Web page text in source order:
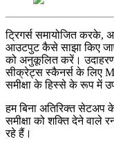
ट्रिगर्स समायोजित करके,
आउटपुट कैसे साझा किए जाएँ
को अनुकूलित करें।
सीक्रेट्स स्कैनर्स के लिए
समीक्षा के हिस्से के रूप में
हम बिना अतिरिक्त सेटअप
समीक्षा को शक्ति देने वाले
रहे हैं।